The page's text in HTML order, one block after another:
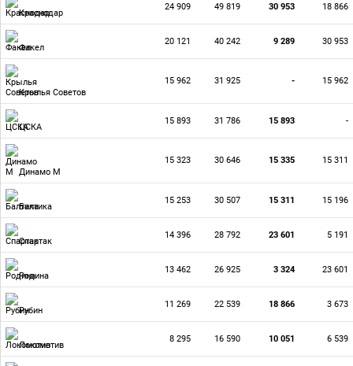
Краснодар
24 909 49 819 30 953 18 866
Факел
20 121 40 242 9 289 30 953
Крылья Советов
15 962 31 925 - 15 962
ЦСКА
15 893 31 786 15 893 -
Динамо М
15 323 30 646 15 335 15 311
Балтика
15 253 30 507 15 311 15 196
Спартак
14 396 28 792 23 601 5 191
Родина
13 462 26 925 3 324 23 601
Рубин
11 269 22 539 18 866 3 673
Локомотив
8 295 16 590 10 051 6 539